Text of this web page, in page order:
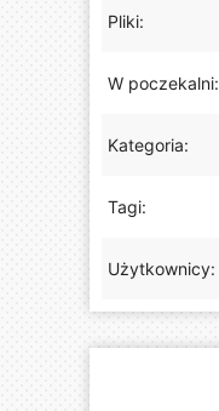
Pliki:
W poczekalni:
Kategoria:
Tagi:
Użytkownicy: